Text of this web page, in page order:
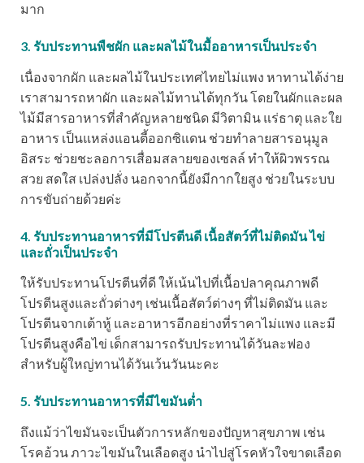
มาก
3. รับประทานพืชผัก และผลไม้ในมื้ออาหารเป็นประจำ
เนื่องจากผัก และผลไม้ในประเทศไทยไม่แพง หาทานได้ง่าย
เราสามารถหาผัก และผลไม้ทานได้ทุกวัน โดยในผักและผล
ไม้มีสารอาหารที่สำคัญหลายชนิด มีวิตามิน แร่ธาตุ และใย
อาหาร เป็นแหล่งแอนตี้ออกซิแดน ช่วยทำลายสารอนุมูล
อิสระ ช่วยชะลอการเสื่อมสลายของเซลล์ ทำให้ผิวพรรณ
สวย สดใส เปล่งปลั่ง นอกจากนี้ยังมีกากใยสูง ช่วยในระบบ
การขับถ่ายด้วยค่ะ
4. รับประทานอาหารที่มีโปรตีนดี เนื้อสัตว์ที่ไม่ติดมัน ไข่
และถั่วเป็นประจำ
ให้รับประทานโปรตีนที่ดี ให้เน้นไปที่เนื้อปลาคุณภาพดี
โปรตีนสูงและถั่วต่างๆ เช่นเนื้อสัตว์ต่างๆ ที่ไม่ติดมัน และ
โปรตีนจากเต้าหู้ และอาหารอีกอย่างที่ราคาไม่แพง และมี
โปรตีนสูงคือไข่ เด็กสามารถรับประทานได้วันละฟอง
สำหรับผู้ใหญ่ทานได้วันเว้นวันนะคะ
5. รับประทานอาหารที่มีไขมันต่ำ
ถึงแม้ว่าไขมันจะเป็นตัวการหลักของปัญหาสุขภาพ เช่น
โรคอ้วน ภาวะไขมันในเลือดสูง นำไปสู่โรคหัวใจขาดเลือด